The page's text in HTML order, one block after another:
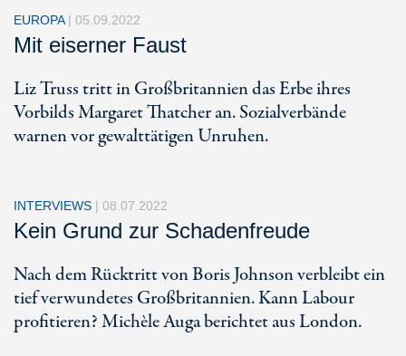
EUROPA | 05.09.2022
Mit eiserner Faust
Liz Truss tritt in Großbritannien das Erbe ihres
Vorbilds Margaret Thatcher an. Sozialverbände
warnen vor gewalttätigen Unruhen.
INTERVIEWS | 08.07.2022
Kein Grund zur Schadenfreude
Nach dem Rücktritt von Boris Johnson verbleibt ein
tief verwundetes Großbritannien. Kann Labour
profitieren? Michèle Auga berichtet aus London.